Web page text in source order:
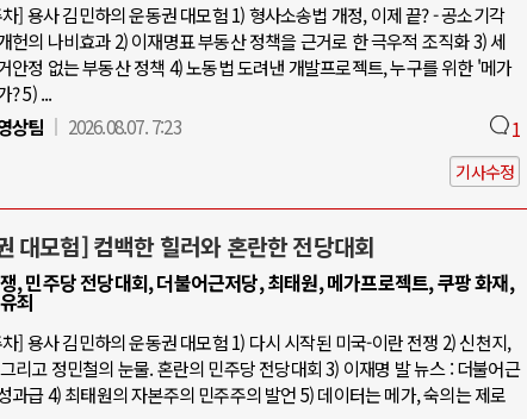
] 용사 김민하의 운동권 대모험 1) 형사소송법 개정, 이제 끝? - 공소기각
헌의 나비효과 2) 이재명표 부동산 정책을 근거로 한 극우적 조직화 3) 세
안정 없는 부동산 정책 4) 노동법 도려낸 개발프로젝트, 누구를 위한 '메가
? 5) ...
상팀
2026.08.07. 7:23 1
기사수정
대모험] 컴백한 힐러와 혼란한 전당대회
, 민주당 전당대회, 더불어근저당, 최태원, 메가프로젝트, 쿠팡 화재,
죄
] 용사 김민하의 운동권 대모험 1) 다시 시작된 미국-이란 전쟁 2) 신천지,
리고 정민철의 눈물. 혼란의 민주당 전당대회 3) 이재명 발 뉴스 : 더불어근
과급 4) 최태원의 자본주의 민주주의 발언 5) 데이터는 메가, 숙의는 제로
큰 시..
보진영 ..
운 글로..
터 확산..
전쟁의 추상화: 우크라이나, 대리전의 역..
EU·우크라이나 드론 협력 직후, 러시아..
우크라이나, 덴마크, 에스토니아, 네덜란..
러·우크라, 대규모 공습 주고받아…민간 ..